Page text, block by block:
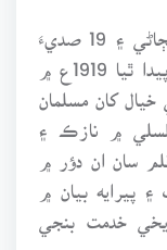
کان مسلمان
۾ نازڪ ۽
سان ان دؤر ۾
پيرايه بيان ۾
خدمت بنجي